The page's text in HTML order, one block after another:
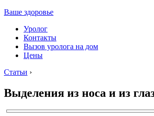
Ваше здоровье
Уролог
Контакты
Вызов уролога на дом
Цены
Статьи ›
Выделения из носа и из